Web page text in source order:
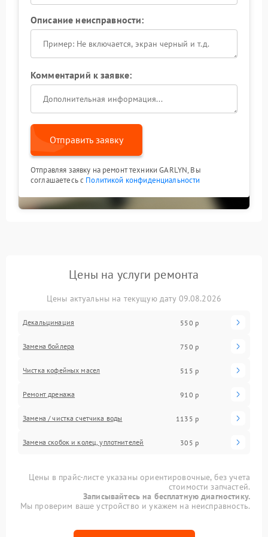
Описание неисправности:
Комментарий к заявке:
Отправить заявку
Отправляя заявку на ремонт техники GARLYN, Вы
соглашаетесь с Политикой конфиденциальности
Цены на услуги ремонта
Цены актуальны на текущую дату 09.08.2026
Декальцинация 550 р
Замена бойлера 750 р
Чистка кофейных масел 515 р
Ремонт дренажа 910 р
Замена / чистка счетчика воды 1135 р
Замена скобок и колец, уплотнителей 305 р
Цены в прайс-листе указаны ориентировочные, без учета
стоимости запчастей.
Записывайтесь на бесплатную диагностику.
Мы проверим ваше устройство и укажем на неисправность.